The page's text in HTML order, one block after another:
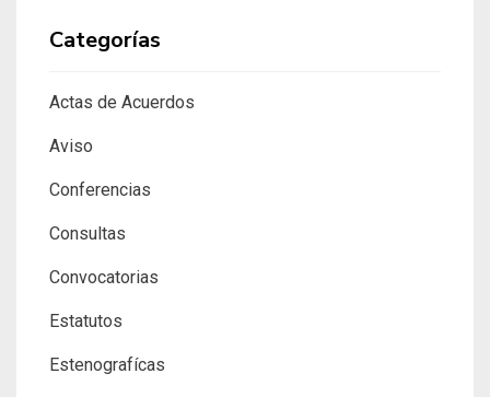
Categorías
Actas de Acuerdos
Aviso
Conferencias
Consultas
Convocatorias
Estatutos
Estenografícas